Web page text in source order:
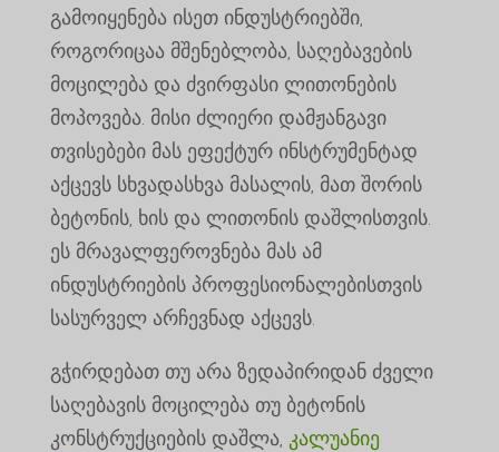
გამოიყენება ისეთ ინდუსტრიებში,
როგორიცაა მშენებლობა, საღებავების
მოცილება და ძვირფასი ლითონების
მოპოვება. მისი ძლიერი დამჟანგავი
თვისებები მას ეფექტურ ინსტრუმენტად
აქცევს სხვადასხვა მასალის, მათ შორის
ბეტონის, ხის და ლითონის დაშლისთვის.
ეს მრავალფეროვნება მას ამ
ინდუსტრიების პროფესიონალებისთვის
სასურველ არჩევნად აქცევს.
გჭირდებათ თუ არა ზედაპირიდან ძველი
საღებავის მოცილება თუ ბეტონის
კონსტრუქციების დაშლა, კალუანიე